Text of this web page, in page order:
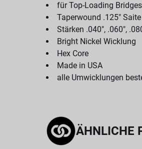
für Top-Loading
Taperwound .125" Saite
Stärken .040", .060",
Bright Nickel Wicklung
Hex Core
Made in USA
alle Umwicklungen
ÄHNLICHE